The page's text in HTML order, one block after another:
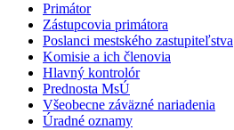
Primátor
Zástupcovia primátora
Poslanci mestského zastupiteľstva
Komisie a ich členovia
Hlavný kontrolór
Prednosta MsÚ
Všeobecne záväzné nariadenia
Úradné oznamy